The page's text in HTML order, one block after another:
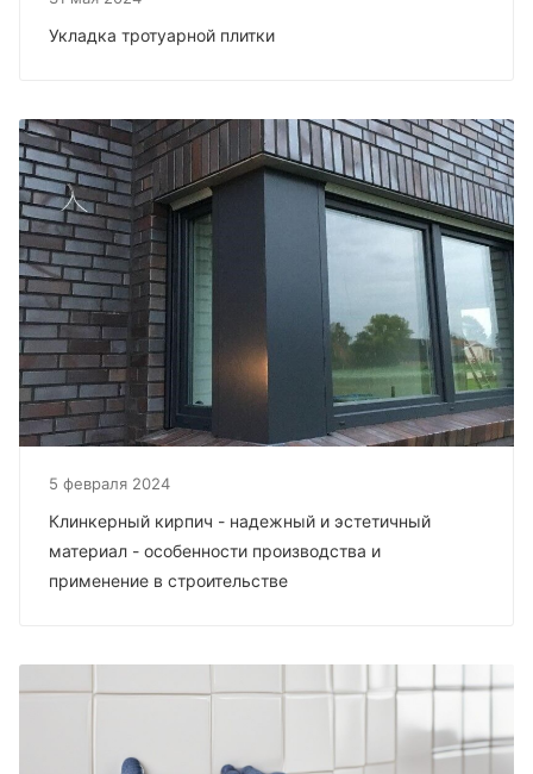
Укладка тротуарной плитки
5 февраля 2024
Клинкерный кирпич - надежный и эстетичный
материал - особенности производства и
применение в строительстве